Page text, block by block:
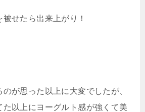
せたら出来上がり！
が思った以上に大変でしたが、
以上にヨーグルト感が強くて美